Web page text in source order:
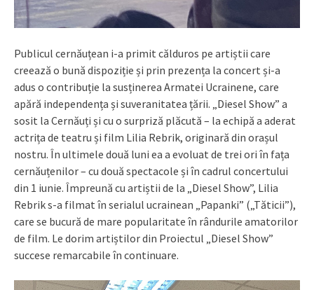
Publicul cernăuțean i-a primit călduros pe artiștii care
creează o bună dispoziție și prin prezența la concert și-a
adus o contribuție la susținerea Armatei Ucrainene, care
apără independența și suveranitatea țării. „Diesel Show” a
sosit la Cernăuți și cu o surpriză plăcută – la echipă a aderat
actrița de teatru și film Lilia Rebrik, originară din orașul
nostru. În ultimele două luni ea a evoluat de trei ori în fața
cernăuțenilor – cu două spectacole și în cadrul concertului
din 1 iunie. Împreună cu artiștii de la „Diesel Show”, Lilia
Rebrik s-a filmat în serialul ucrainean „Papanki” („Tăticii”),
care se bucură de mare popularitate în rândurile amatorilor
de film. Le dorim artiștilor din Proiectul „Diesel Show”
succese remarcabile în continuare.